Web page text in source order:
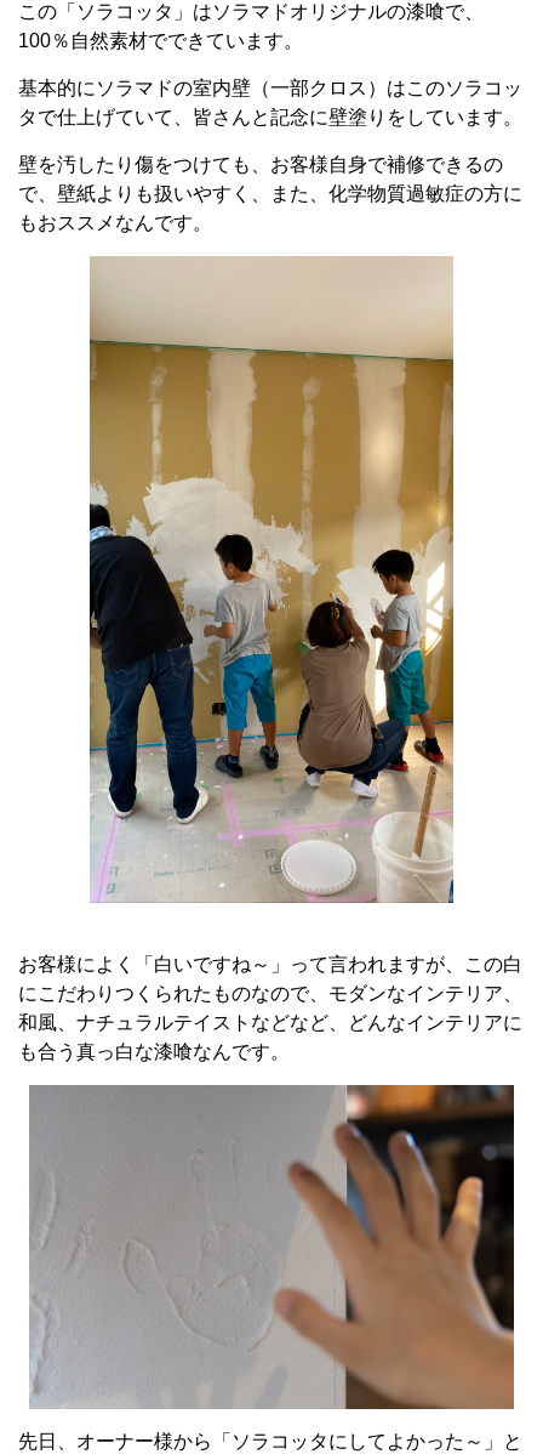
この「ソラコッタ」はソラマドオリジナルの漆喰で、
100％自然素材でできています。
基本的にソラマドの室内壁（一部クロス）はこのソラコッ
タで仕上げていて、皆さんと記念に壁塗りをしています。
壁を汚したり傷をつけても、お客様自身で補修できるの
で、壁紙よりも扱いやすく、また、化学物質過敏症の方に
もおススメなんです。
お客様によく「白いですね～」って言われますが、この白
にこだわりつくられたものなので、モダンなインテリア、
和風、ナチュラルテイストなどなど、どんなインテリアに
も合う真っ白な漆喰なんです。
先日、オーナー様から「ソラコッタにしてよかった～」と